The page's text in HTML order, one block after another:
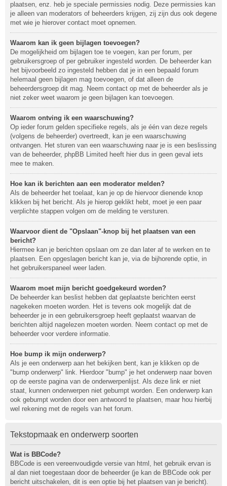
plaatsen, enz. heb je speciale permissies nodig. Deze permissies kan
je alleen van moderators of beheerders krijgen, zij zijn dus ook degene
met wie je hierover contact moet opnemen.
Waarom kan ik geen bijlagen toevoegen?
De mogelijkheid om bijlagen toe te voegen, kan per forum, per
gebruikersgroep of per gebruiker ingesteld worden. De beheerder kan
het bijvoorbeeld zo ingesteld hebben dat je in een bepaald forum
helemaal geen bijlagen mag toevoegen, of dat alleen de
beheerdersgroep dit mag. Neem contact op met de beheerder als je
niet zeker weet waarom je geen bijlagen kan toevoegen.
Waarom ontving ik een waarschuwing?
Op ieder forum gelden specifieke regels, als je één van deze regels
(volgens de beheerder) overtreedt, kan je een waarschuwing
ontvangen. Het sturen van een waarschuwing naar je is een beslissing
van de beheerder, phpBB Limited heeft hier dus in geen geval iets
mee te maken.
Hoe kan ik berichten aan een moderator melden?
Als de beheerder het toelaat, kan je op de hiervoor dienende knop
klikken bij het bericht. Als je hierop geklikt hebt, moet je een paar
verplichte stappen volgen om de melding te versturen.
Waarvoor dient de "Opslaan"-knop bij het plaatsen van een
bericht?
Hiermee kan je berichten opslaan om ze dan later af te werken en te
plaatsen. Een opgeslagen bericht kan je, via de bijhorende optie, in
het gebruikerspaneel weer laden.
Waarom moet mijn bericht goedgekeurd worden?
De beheerder kan beslist hebben dat geplaatste berichten eerst
nagekeken moeten worden. Het is tevens ook mogelijk dat de
beheerder je in een gebruikersgroep heeft geplaatst waarvan de
berichten altijd nagelezen moeten worden. Neem contact op met de
beheerder voor verdere informatie.
Hoe bump ik mijn onderwerp?
Als je een onderwerp aan het bekijken bent, kan je klikken op de
"bump onderwerp" link. Hierdoor "bump" je het onderwerp naar boven
op de eerste pagina van de onderwerpenlijst. Als deze link er niet
staat, kunnen onderwerpen niet gebumpt worden. Een onderwerp kan
ook gebumpt worden door een antwoord te plaatsen, maar hou hierbij
wel rekening met de regels van het forum.
Tekstopmaak en onderwerp soorten
Wat is BBCode?
BBCode is een vereenvoudigde versie van html, het gebruik ervan is
al dan niet toegestaan door de beheerder (je kan de BBCode ook per
bericht uitschakelen, dit is een optie bij het plaatsen van je bericht).